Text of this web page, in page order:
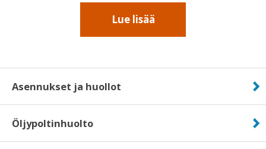
Lue lisää
Asennukset ja huollot
Öljypoltinhuolto